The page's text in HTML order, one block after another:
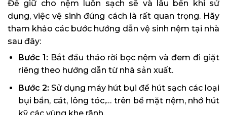
Để giữ cho nệm luôn sạch sẽ và lâu bền khi sử
dụng, việc vệ sinh đúng cách là rất quan trọng. Hãy
tham khảo các bước hướng dẫn vệ sinh nệm tại nhà
sau đây:
Bước 1: Bắt đầu tháo rời bọc nệm và đem đi giặt
riêng theo hướng dẫn từ nhà sản xuất.
Bước 2: Sử dụng máy hút bụi để hút sạch các loại
bụi bẩn, cát, lông tóc,… trên bề mặt nệm, nhớ hút